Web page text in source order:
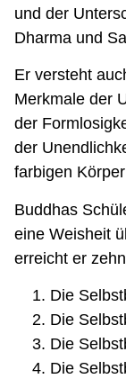
und der
Dharma und
Er versteht
Merkmale der
der
der
farbigen
Buddhas
eine Weisheit
erreicht er
Die
Die
Die
Die